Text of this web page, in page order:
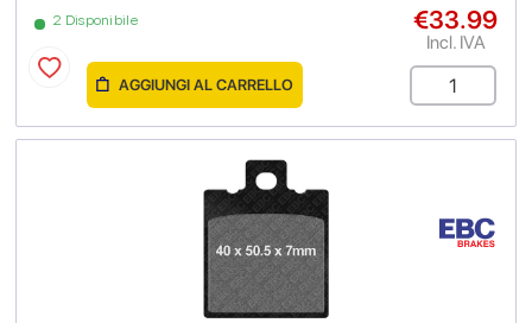
2 Disponibile €33.99
Incl. IVA
AGGIUNGI AL CARRELLO